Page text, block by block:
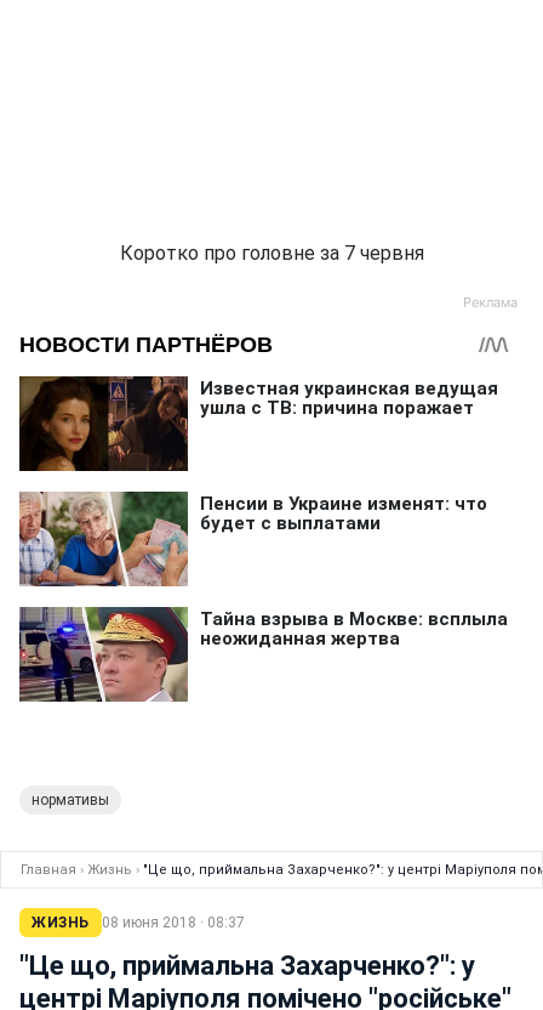
Коротко про головне за 7 червня
нормативы
Главная › Жизнь › "Це що, приймальна Захарченко?": у центрі Маріуполя
ЖИЗНЬ 08 июня 2018 · 08:37
"Це що, приймальна Захарченко?": у
центрі Маріуполя помічено "російське"